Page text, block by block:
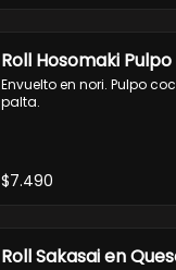
Roll Hosomaki Pulpo
Envuelto en nori. Pulpo
palta.
$7.490
Roll Sakasai en